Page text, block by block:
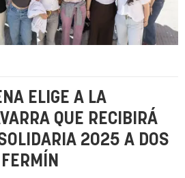
ELIGE A LA
QUE RECIBIRÁ
2025 A DOS